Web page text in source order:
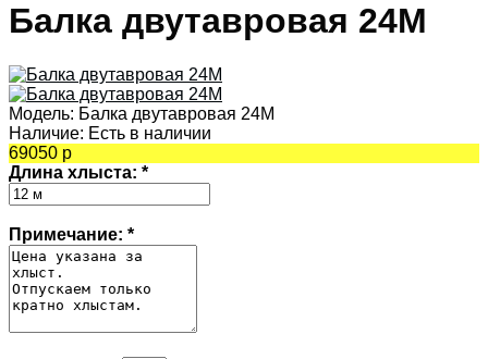
Балка двутавровая 24М
Модель: Балка двутавровая 24М
Наличие: Есть в наличии
69050 р
Длина хлыста: *
Примечание: *